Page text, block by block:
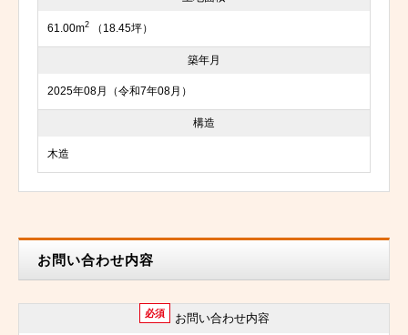
61.00m2 （18.45坪）
築年月
2025年08月（令和7年08月）
構造
木造
お問い合わせ内容
必須 お問い合わせ内容